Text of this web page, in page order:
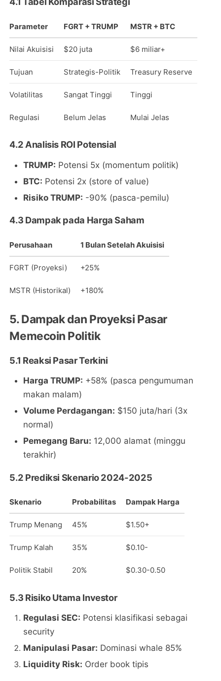
Bagi
Saham
(HYPE):
dengan
Parameter FGRT + TRUMP MSTR + BTC
Nilai Akuisisi $20 juta $6 miliar+
Tujuan Strategis-Politik Treasury Reserve
Volatilitas Sangat Tinggi Tinggi
Regulasi Belum Jelas Mulai Jelas
4.2 Analisis ROI Potensial
TRUMP: Potensi 5x (momentum politik)
BTC: Potensi 2x (store of value)
Risiko TRUMP: -90% (pasca-pemilu)
4.3 Dampak pada Harga Saham
Perusahaan 1 Bulan Setelah Akuisisi
FGRT (Proyeksi) +25%
MSTR (Historikal) +180%
5. Dampak dan Proyeksi Pasar
Memecoin Politik
5.1 Reaksi Pasar Terkini
Harga TRUMP: +58% (pasca pengumuman
makan malam)
Volume Perdagangan: $150 juta/hari (3x
normal)
Pemegang Baru: 12,000 alamat (minggu
terakhir)
5.2 Prediksi Skenario 2024-2025
Skenario Probabilitas Dampak Harga
Trump Menang 45% $1.50+
Trump Kalah 35% $0.10-
Politik Stabil 20% $0.30-0.50
5.3 Risiko Utama Investor
Regulasi SEC: Potensi klasifikasi sebagai
security
Manipulasi Pasar: Dominasi whale 85%
Liquidity Risk: Order book tipis